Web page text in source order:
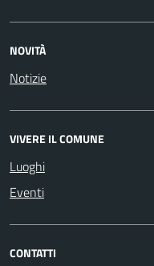
NOVITÀ
Notizie
VIVERE IL COMUNE
Luoghi
Eventi
CONTATTI